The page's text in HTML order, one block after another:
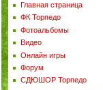
Главная страница
ФК Торпедо
Фотоальбомы
Видео
Онлайн игры
Форум
СДЮШОР Торпедо